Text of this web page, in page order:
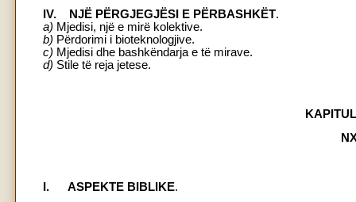
IV. NJË PËRGJEGJËSI E PËRBASHKËT.
a) Mjedisi, një e mirë kolektive.
b) Përdorimi i bioteknologjive.
c) Mjedisi dhe bashkëndarja e të mirave.
d) Stile të reja jetese.
I. ASPEKTE BIBLIKE.